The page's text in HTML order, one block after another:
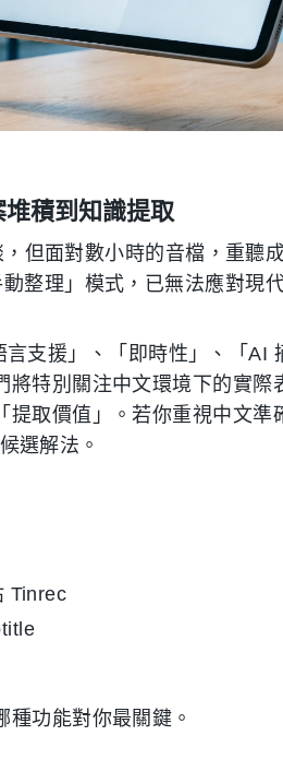
積到知識提取
但面對數小時的音檔，重聽
整理」模式，已無法應對現
支援」、「即時性」、「AI
將特別關注中文環境下的實際
取價值」。若你重視中文準
選解法。
Tinrec
功能對你最關鍵。